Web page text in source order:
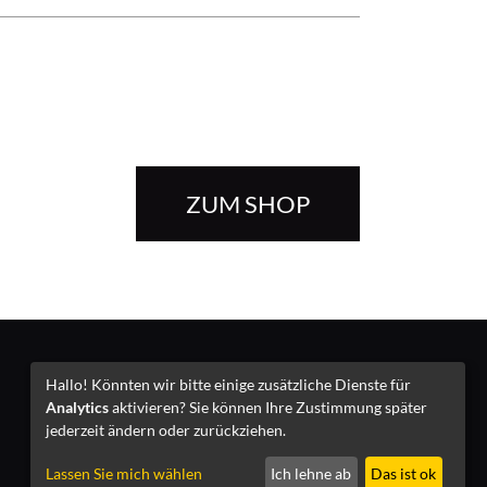
ZUM SHOP
Impressum
Hallo! Könnten wir bitte einige zusätzliche Dienste für
Analyticsaktivieren? Sie können Ihre Zustimmung später
jederzeit ändern oder zurückziehen.
Lassen Sie mich wählen Ich lehne ab Das ist ok